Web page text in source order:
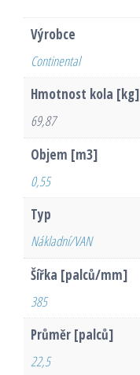
Výrobce
Continental
Hmotnost kola [kg]
69,87
Objem [m3]
0,55
Typ
Nákladní/VAN
Šířka [palců/mm]
385
Průměr [palců]
22,5